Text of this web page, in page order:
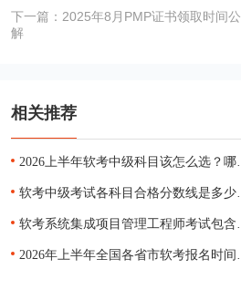
下一篇： 2025年8月PMP证书领取时间
解
相关推荐
2026上半年软考中级科
软考中级考试各科目合格分